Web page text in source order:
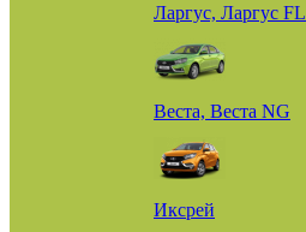
Ларгус, Ларгус FL
Веста, Веста NG
Иксрей